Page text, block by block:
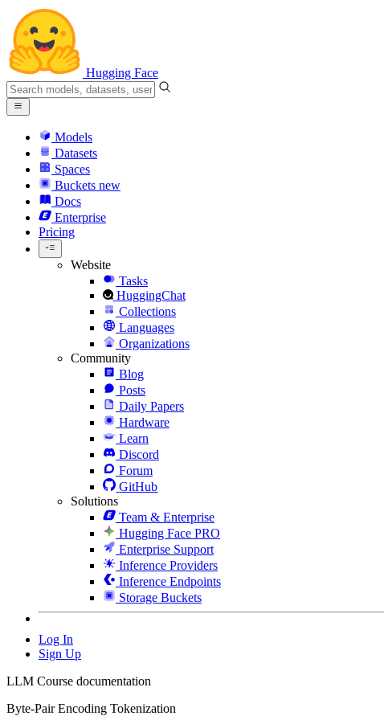
Hugging Face
Models
Datasets
Spaces
Buckets new
Docs
Enterprise
Pricing
Website
Tasks
HuggingChat
Collections
Languages
Organizations
Community
Blog
Posts
Daily Papers
Hardware
Learn
Discord
Forum
GitHub
Solutions
Team & Enterprise
Hugging Face PRO
Enterprise Support
Inference Providers
Inference Endpoints
Storage Buckets
Log In
Sign Up
LLM Course documentation
Byte-Pair Encoding Tokenization